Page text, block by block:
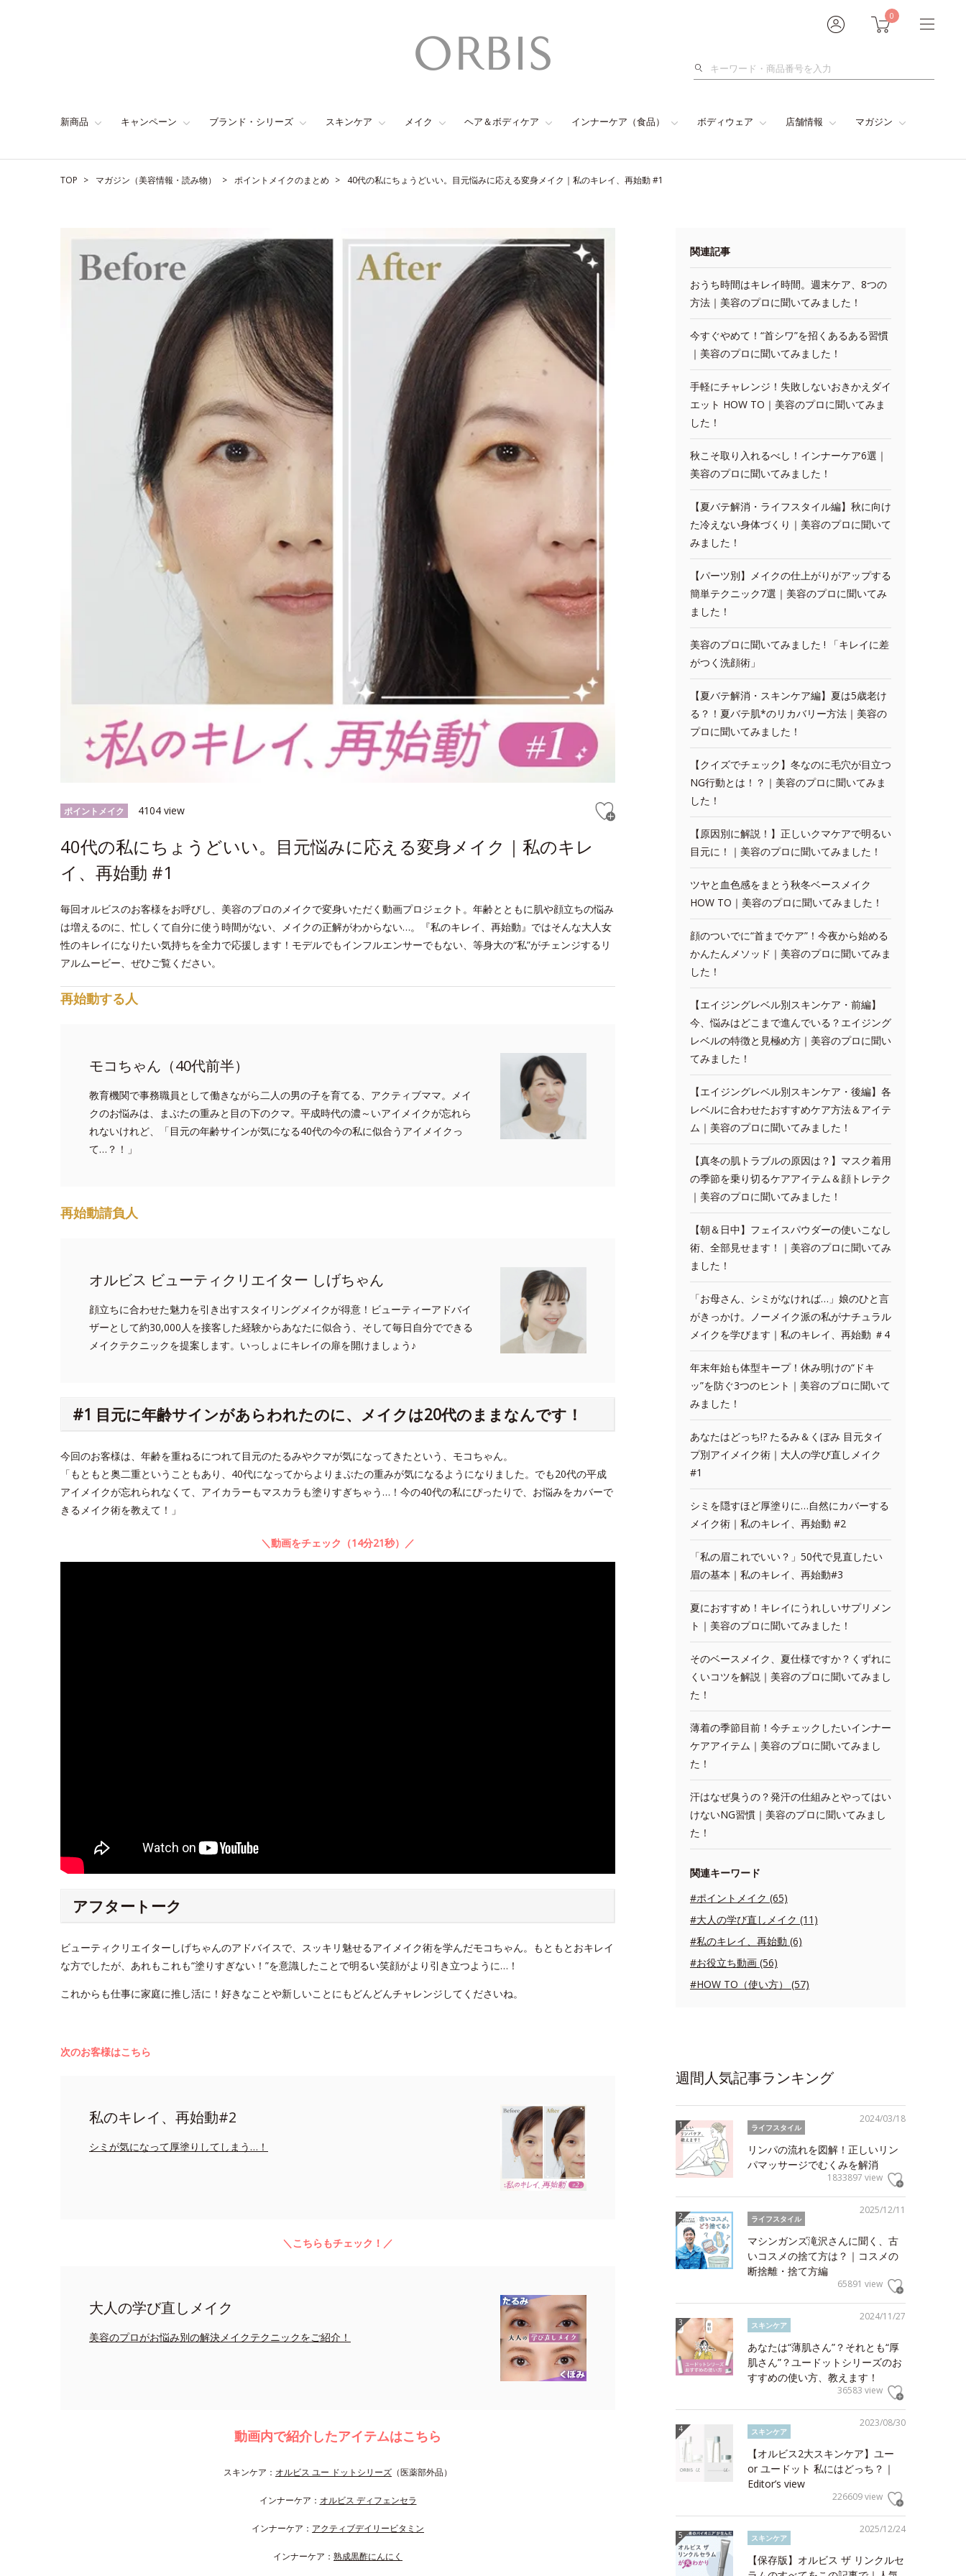
0
検
新商品 キャンペーン ブランド・シリーズ スキンケア メイク ヘア＆ボディケア インナーケア（食品） ボディウェア 店舗情報 マガジン
TOP マガジン（美容情報・読み物） ポイントメイクのまとめ 40代の私にちょうどいい。目元悩みに応える変身メイク｜私のキレイ、再始動 #1
ポイントメイク 4104 view
40代の私にちょうどいい。目元悩みに応える変身メイク｜私のキレ
イ、再始動 #1
毎回オルビスのお客様をお呼びし、美容のプロのメイクで変身いただく動画プロジェクト。年齢とともに肌や顔立ちの悩み
は増えるのに、忙しくて自分に使う時間がない、メイクの正解がわからない…。『私のキレイ、再始動』ではそんな大人女
性のキレイになりたい気持ちを全力で応援します！モデルでもインフルエンサーでもない、等身大の“私”がチェンジするリ
アルムービー、ぜひご覧ください。
再始動する人
モコちゃん（40代前半）
教育機関で事務職員として働きながら二人の男の子を育てる、アクティブママ。メイ
クのお悩みは、まぶたの重みと目の下のクマ。平成時代の濃～いアイメイクが忘れら
れないけれど、「目元の年齢サインが気になる40代の今の私に似合うアイメイクっ
て…？！」
再始動請負人
オルビス ビューティクリエイター しげちゃん
顔立ちに合わせた魅力を引き出すスタイリングメイクが得意！ビューティーアドバイ
ザーとして約30,000人を接客した経験からあなたに似合う、そして毎日自分でできる
メイクテクニックを提案します。いっしょにキレイの扉を開けましょう♪
#1 目元に年齢サインがあらわれたのに、メイクは20代のままなんです！
今回のお客様は、年齢を重ねるにつれて目元のたるみやクマが気になってきたという、モコちゃん。
「もともと奥二重ということもあり、40代になってからよりまぶたの重みが気になるようになりました。でも20代の平成
アイメイクが忘れられなくて、アイカラーもマスカラも塗りすぎちゃう…！今の40代の私にぴったりで、お悩みをカバーで
きるメイク術を教えて！」
＼動画をチェック（14分21秒）／
アフタートーク
ビューティクリエイターしげちゃんのアドバイスで、スッキリ魅せるアイメイク術を学んだモコちゃん。もともとおキレイ
な方でしたが、あれもこれも“塗りすぎない！”を意識したことで明るい笑顔がより引き立つように…！
これからも仕事に家庭に推し活に！好きなことや新しいことにもどんどんチャレンジしてくださいね。
次のお客様はこちら
私のキレイ、再始動#2
シミが気になって厚塗りしてしまう…！
＼こちらもチェック！／
大人の学び直しメイク
美容のプロがお悩み別の解決メイクテクニックをご紹介！
動画内で紹介したアイテムはこちら
スキンケア： オルビス ユー ドットシリーズ （医薬部外品）
インナーケア： オルビス ディフェンセラ
インナーケア： アクティブデイリービタミン
インナーケア： 熟成黒酢にんにく
関連記事
おうち時間はキレイ時間。週末ケア、8つの
方法｜美容のプロに聞いてみました！
今すぐやめて！“首シワ”を招くあるある習慣
｜美容のプロに聞いてみました！
手軽にチャレンジ！失敗しないおきかえダイ
エット HOW TO｜美容のプロに聞いてみま
した！
秋こそ取り入れるべし！インナーケア6選｜
美容のプロに聞いてみました！
【夏バテ解消・ライフスタイル編】秋に向け
た冷えない身体づくり｜美容のプロに聞いて
みました！
【パーツ別】メイクの仕上がりがアップする
簡単テクニック7選｜美容のプロに聞いてみ
ました！
美容のプロに聞いてみました ! 「キレイに差
がつく洗顔術」
【夏バテ解消・スキンケア編】夏は5歳老け
る？！夏バテ肌*のリカバリー方法｜美容の
プロに聞いてみました！
【クイズでチェック】冬なのに毛穴が目立つ
NG行動とは！？｜美容のプロに聞いてみま
した！
【原因別に解説！】正しいクマケアで明るい
目元に！｜美容のプロに聞いてみました！
ツヤと血色感をまとう秋冬ベースメイク
HOW TO｜美容のプロに聞いてみました！
顔のついでに“首までケア”！今夜から始める
かんたんメソッド｜美容のプロに聞いてみま
した！
【エイジングレベル別スキンケア・前編】
今、悩みはどこまで進んでいる？エイジング
レベルの特徴と見極め方｜美容のプロに聞い
てみました！
【エイジングレベル別スキンケア・後編】各
レベルに合わせたおすすめケア方法＆アイテ
ム｜美容のプロに聞いてみました！
【真冬の肌トラブルの原因は？】マスク着用
の季節を乗り切るケアアイテム＆顔トレテク
｜美容のプロに聞いてみました！
【朝＆日中】フェイスパウダーの使いこなし
術、全部見せます！｜美容のプロに聞いてみ
ました！
「お母さん、シミがなければ…」娘のひと言
がきっかけ。ノーメイク派の私がナチュラル
メイクを学びます｜私のキレイ、再始動 ＃4
年末年始も体型キープ！休み明けの“ドキ
ッ”を防ぐ3つのヒント｜美容のプロに聞いて
みました！
あなたはどっち!? たるみ＆くぼみ 目元タイ
プ別アイメイク術｜大人の学び直しメイク
#1
シミを隠すほど厚塗りに…自然にカバーする
メイク術｜私のキレイ、再始動 #2
「私の眉これでいい？」50代で見直したい
眉の基本｜私のキレイ、再始動#3
夏におすすめ！キレイにうれしいサプリメン
ト｜美容のプロに聞いてみました！
そのベースメイク、夏仕様ですか？くずれに
くいコツを解説｜美容のプロに聞いてみまし
た！
薄着の季節目前！今チェックしたいインナー
ケアアイテム｜美容のプロに聞いてみまし
た！
汗はなぜ臭うの？発汗の仕組みとやってはい
けないNG習慣｜美容のプロに聞いてみまし
た！
関連キーワード
#ポイントメイク (65)
#大人の学び直しメイク (11)
#私のキレイ、再始動 (6)
#お役立ち動画 (56)
#HOW TO（使い方） (57)
週間人気記事ランキング
2024/03/18
ライフスタイル
リンパの流れを図解！正しいリン
パマッサージでむくみを解消
1833897 view
2025/12/11
ライフスタイル
マシンガンズ滝沢さんに聞く、古
いコスメの捨て方は？｜コスメの
断捨離・捨て方編
65891 view
2024/11/27
スキンケア
あなたは“薄肌さん”？それとも“厚
肌さん”？ユードットシリーズのお
すすめの使い方、教えます！
36583 view
2023/08/30
スキンケア
【オルビス2大スキンケア】ユー
or ユードット 私にはどっち？｜
Editor’s view
226609 view
2025/12/24
スキンケア
【保存版】オルビス ザ リンクルセ